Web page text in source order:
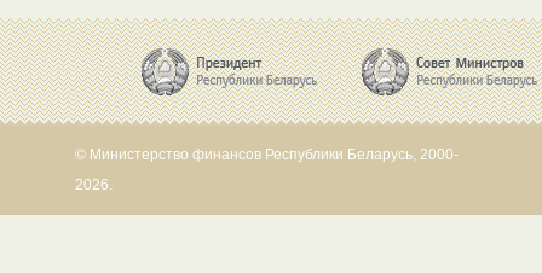
© Министерство финансов Республики Беларусь, 2000-
2026.